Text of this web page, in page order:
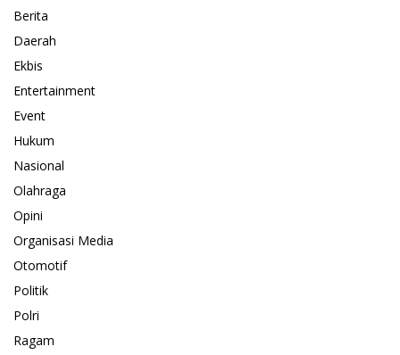
Berita
Daerah
Ekbis
Entertainment
Event
Hukum
Nasional
Olahraga
Opini
Organisasi Media
Otomotif
Politik
Polri
Ragam